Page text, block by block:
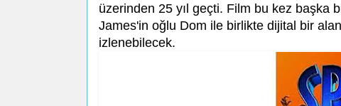
üzerinden 25 yıl geçti. Film bu kez başka
James'in oğlu Dom ile birlikte dijital bir
izlenebilecek.